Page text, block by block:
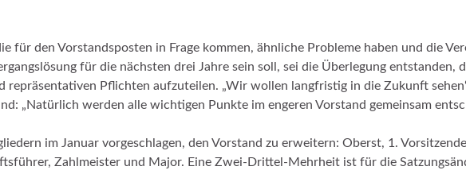
für den Vorstandsposten in Frage kommen, ähnliche Probleme haben und die
für die nächsten drei Jahre sein soll, sei die Überlegung entstanden,
repräsentativen Pflichten aufzuteilen. „Wir wollen langfristig in die Zukunft
„Natürlich werden alle wichtigen Punkte im engeren Vorstand gemeinsam
im Januar vorgeschlagen, den Vorstand zu erweitern: Oberst, 1.
Zahlmeister und Major. Eine Zwei-Drittel-Mehrheit ist für die